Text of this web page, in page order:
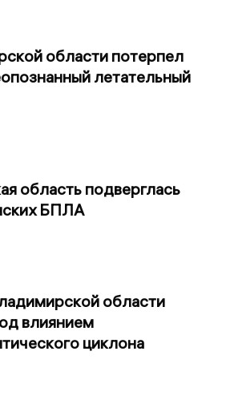
области потерпел
летательный
область подверглась
БПЛА
области
влиянием
циклона